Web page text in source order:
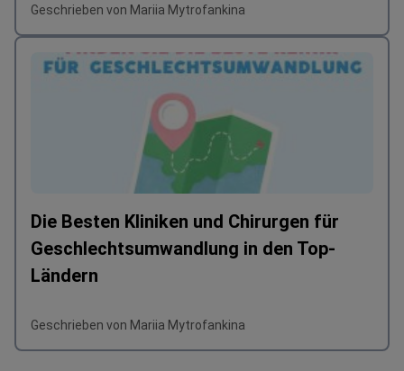
Geschrieben von Mariia Mytrofankina
Die Besten Kliniken und Chirurgen für
Geschlechtsumwandlung in den Top-
Ländern
Geschrieben von Mariia Mytrofankina